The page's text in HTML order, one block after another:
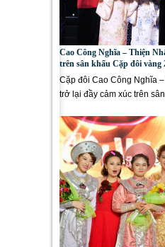
Cao Công Nghĩa – Thiện
trên sân khấu Cặp đôi vàng
Cặp đôi Cao Công Nghĩa
trở lại đầy cảm xúc trên